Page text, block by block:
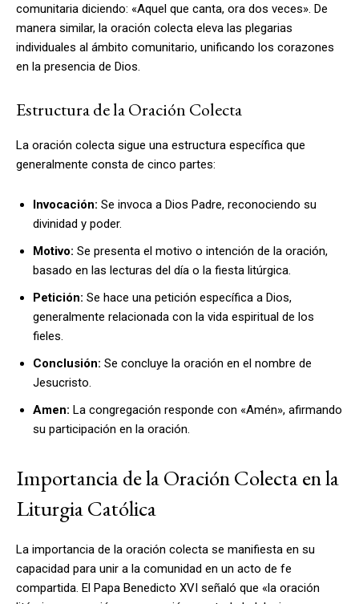
comunitaria diciendo: «Aquel que canta, ora dos veces». De
manera similar, la oración colecta eleva las plegarias
individuales al ámbito comunitario, unificando los corazones
en la presencia de Dios.
Estructura de la Oración Colecta
La oración colecta sigue una estructura específica que
generalmente consta de cinco partes:
Invocación: Se invoca a Dios Padre, reconociendo su
divinidad y poder.
Motivo: Se presenta el motivo o intención de la oración,
basado en las lecturas del día o la fiesta litúrgica.
Petición: Se hace una petición específica a Dios,
generalmente relacionada con la vida espiritual de los
fieles.
Conclusión: Se concluye la oración en el nombre de
Jesucristo.
Amen: La congregación responde con «Amén», afirmando
su participación en la oración.
Importancia de la Oración Colecta en la
Liturgia Católica
La importancia de la oración colecta se manifiesta en su
capacidad para unir a la comunidad en un acto de fe
compartida. El Papa Benedicto XVI señaló que «la oración